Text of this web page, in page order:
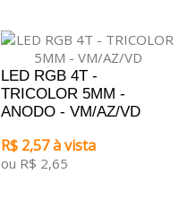
LED RGB 4T -
TRICOLOR 5MM -
ANODO - VM/AZ/VD
R$ 2,57 à vista
ou R$ 2,65